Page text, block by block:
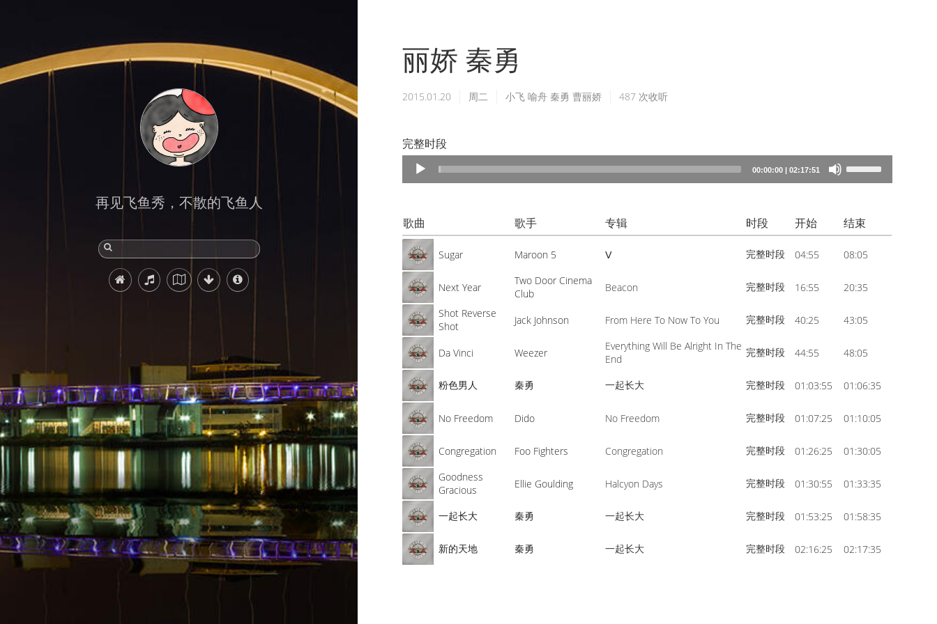
再见飞鱼秀，不散的飞鱼人
丽娇 秦勇
2015.01.20 周二 小飞 喻舟 秦勇 曹丽娇 487 次收听
完整时段
Audio
Player
00:00:00| 02:17:51
Use
Up/Down
keys
increase
volume.
歌曲 歌手 专辑 时段 开始 结束
Sugar Maroon 5 Ⅴ 完整时段 04:55 08:05
Next Year
Two Door Cinema
Club
Beacon 完整时段 16:55
20:35
Shot Reverse
Shot
Jack Johnson From Here To Now To You 完整时段 40:25 43:05
Da Vinci Weezer
Everything Will Be Alright In The
End
完整时段 44:55 48:05
粉色男人 秦勇 一起长大 完整时段 01:03:55 01:06:35
No Freedom Dido No Freedom 完整时段 01:07:25 01:10:05
Congregation Foo Fighters Congregation 完整时段 01:26:25
01:30:05
Goodness
Gracious
Ellie Goulding Halcyon Days 完整时段 01:30:55 01:33:35
一起长大 秦勇 一起长大 完整时段 01:53:25 01:58:35
新的天地 秦勇 一起长大 完整时段 02:16:25 02:17:35